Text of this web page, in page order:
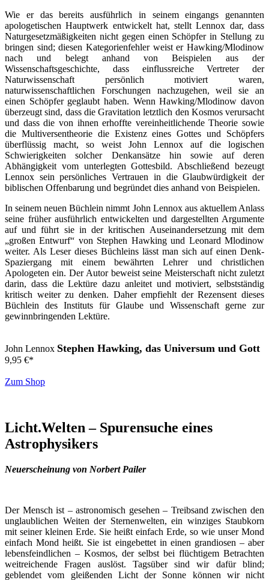
Wie er das bereits ausführlich in seinem eingangs genannten
apologetischen Hauptwerk entwickelt hat, stellt Lennox dar, dass
Naturgesetzmäßigkeiten nicht gegen einen Schöpfer in Stellung zu
bringen sind; diesen Kategorienfehler weist er Hawking/Mlodinow
nach und belegt anhand von Beispielen aus der
Wissenschaftsgeschichte, dass einflussreiche Vertreter der
Naturwissenschaft persönlich motiviert waren,
naturwissenschaftlichen Forschungen nachzugehen, weil sie an
einen Schöpfer geglaubt haben. Wenn Hawking/Mlodinow davon
überzeugt sind, dass die Gravitation letztlich den Kosmos verursacht
und dass die von ihnen erhoffte vereinheitlichende Theorie sowie
die Multiversentheorie die Existenz eines Gottes und Schöpfers
überflüssig macht, so weist John Lennox auf die logischen
Schwierigkeiten solcher Denkansätze hin sowie auf deren
Abhängigkeit vom unterlegten Gottesbild. Abschließend bezeugt
Lennox sein persönliches Vertrauen in die Glaubwürdigkeit der
biblischen Offenbarung und begründet dies anhand von Beispielen.
In seinem neuen Büchlein nimmt John Lennox aus aktuellem Anlass
seine früher ausführlich entwickelten und dargestellten Argumente
auf und führt sie in der kritischen Auseinandersetzung mit dem
„großen Entwurf“ von Stephen Hawking und Leonard Mlodinow
weiter. Als Leser dieses Büchleins lässt man sich auf einen Denk-
Spaziergang mit einem bewährten Lehrer und christlichen
Apologeten ein. Der Autor beweist seine Meisterschaft nicht zuletzt
darin, dass die Lektüre dazu anleitet und motiviert, selbstständig
kritisch weiter zu denken. Daher empfiehlt der Rezensent dieses
Büchlein des Instituts für Glaube und Wissenschaft gerne zur
gewinnbringenden Lektüre.
John Lennox Stephen Hawking, das Universum und Gott
9,95 €*
Zum Shop
Licht.Welten – Spurensuche eines
Astrophysikers
Neuerscheinung von Norbert Pailer
Der Mensch ist – astronomisch gesehen – Treibsand zwischen den
unglaublichen Weiten der Sternenwelten, ein winziges Staubkorn
mit seiner kleinen Erde. Sie heißt einfach Erde, so wie unser Mond
einfach Mond heißt. Sie ist eingebettet in einen grandiosen – aber
lebensfeindlichen – Kosmos, der selbst bei flüchtigem Betrachten
weitreichende Fragen auslöst. Tagsüber sind wir dafür blind;
geblendet vom gleißenden Licht der Sonne können wir nicht